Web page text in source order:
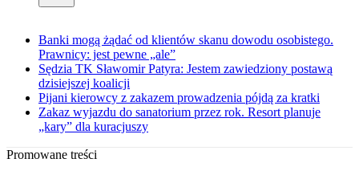
Banki mogą żądać od klientów skanu dowodu osobistego.
Prawnicy: jest pewne „ale”
Sędzia TK Sławomir Patyra: Jestem zawiedziony postawą
dzisiejszej koalicji
Pijani kierowcy z zakazem prowadzenia pójdą za kratki
Zakaz wyjazdu do sanatorium przez rok. Resort planuje
„kary” dla kuracjuszy
Promowane treści